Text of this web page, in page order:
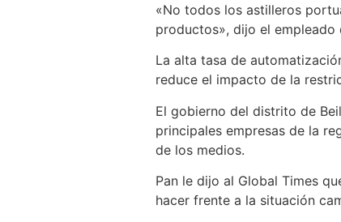
«No todos los astilleros
productos», dijo el
La alta tasa de
reduce el impacto de la
El gobierno del distrito de
principales empresas de la
de los medios.
Pan le dijo al Global Times
hacer frente a la situación